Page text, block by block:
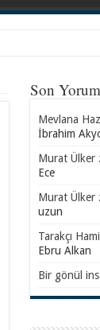
Son
Mevlana
İbrahim
Murat Ülker
Ece
Murat Ülker
uzun
Tarakçı
Ebru Alkan
Bir gönül